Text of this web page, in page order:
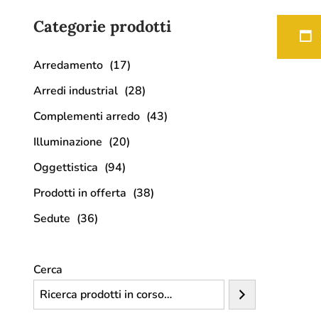
Categorie prodotti
Arredamento (17)
Arredi industrial (28)
Complementi arredo (43)
Illuminazione (20)
Oggettistica (94)
Prodotti in offerta (38)
Sedute (36)
Cerca